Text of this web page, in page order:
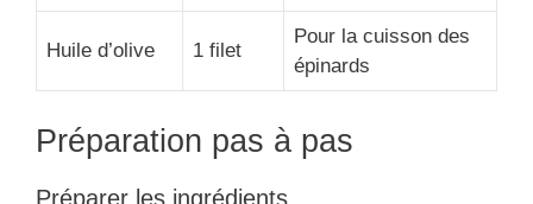
Huile d’olive 1 filet
Pour la cuisson des
épinards
Préparation pas à pas
Préparer les ingrédients